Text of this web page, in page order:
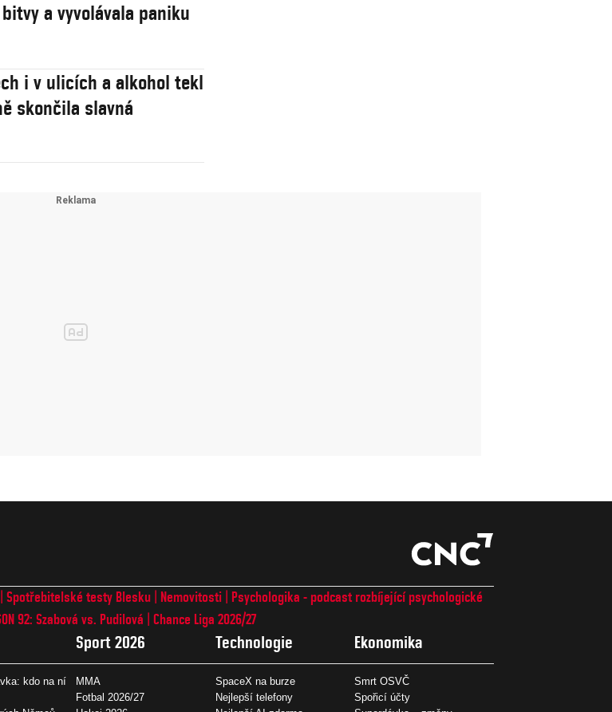
a vyvolávala paniku
i v ulicích a alkohol tekl
skončila slavná
Spotřebitelské testy Blesku Nemovitosti
Psychologika - podcast rozbíjející psychologické
92: Szabová vs. Pudilová Chance Liga 2026/27
kdo na ní
Sport 2026
MMA
Fotbal 2026/27
Technologie
SpaceX na burze
Nejlepší telefony
Ekonomika
Smrt OSVČ
Spořicí účty